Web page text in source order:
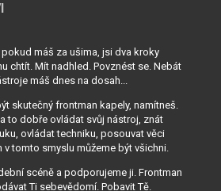
máš za ušima, jsi dva kroky
chtít. Mít nadhled. Povznést se. Nebát
máš dnes na dosah...
skutečný frontman kapely, namítneš.
to dobře ovládat svůj nástroj, znát
ovládat techniku, posouvat věci
v tomto smyslu můžeme být všichni.
scéně a podporujeme ji. Frontman
Ti sebevědomí. Pobavit Tě.